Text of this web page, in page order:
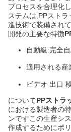
プロセスを合理化
ステムは,PPスト
進技術で装備され
開発の主要な特徴
自動級:完全
適用される産
ビデオ 出口
についてPPストラ
における製造者の
ンですこの生産シ
作成するためにポ